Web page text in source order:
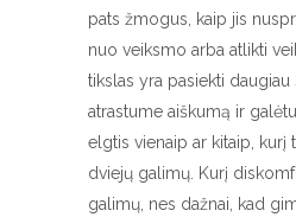
pats žmogus, kaip jis
nuo veiksmo arba atlikti
tikslas yra pasiekti
atrastume aiškumą ir
elgtis vienaip ar kitaip, kurį
dviejų galimų. Kurį
galimų, nes dažnai, kad